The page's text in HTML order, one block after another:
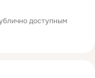
доступным